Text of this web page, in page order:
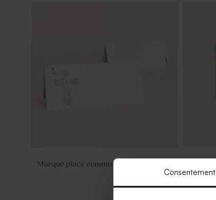
Consentement
Marque place communion croix fleurie